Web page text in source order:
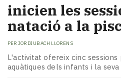
inicien les
natació a la
PER JORDI UBACH LLORENS
L'activitat ofereix cinc
aquàtiques dels infants i la